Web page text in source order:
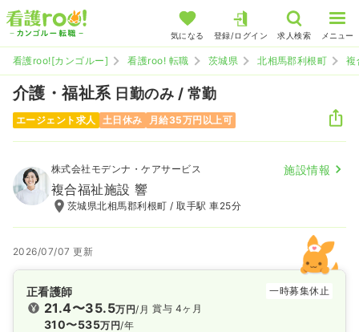
気になる 登録/ログイン 求人検索 メニュー
看護roo![カンゴルー] 看護roo! 転職 茨城県 北相馬郡利根町 複
介護・福祉系 日勤のみ / 常勤
エージェント求人 土日休み 月給35万円以上可
株式会社モデンナ・ケアサービス 施設情報
複合福祉施設 響
茨城県北相馬郡利根町 / 取手駅 車25分
2026/07/07 更新
正看護師 一時募集休止
21.4〜35.5万円/月
310〜535万円/年
賞与 4ヶ月